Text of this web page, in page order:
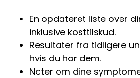
En opdateret liste over
inklusive kosttilskud.
Resultater fra tidligere
hvis du har dem.
Noter om dine